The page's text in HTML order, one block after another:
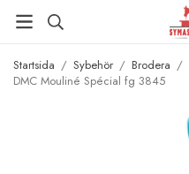
Startsida / Sybehör / Brodera /
DMC Mouliné Spécial fg 3845